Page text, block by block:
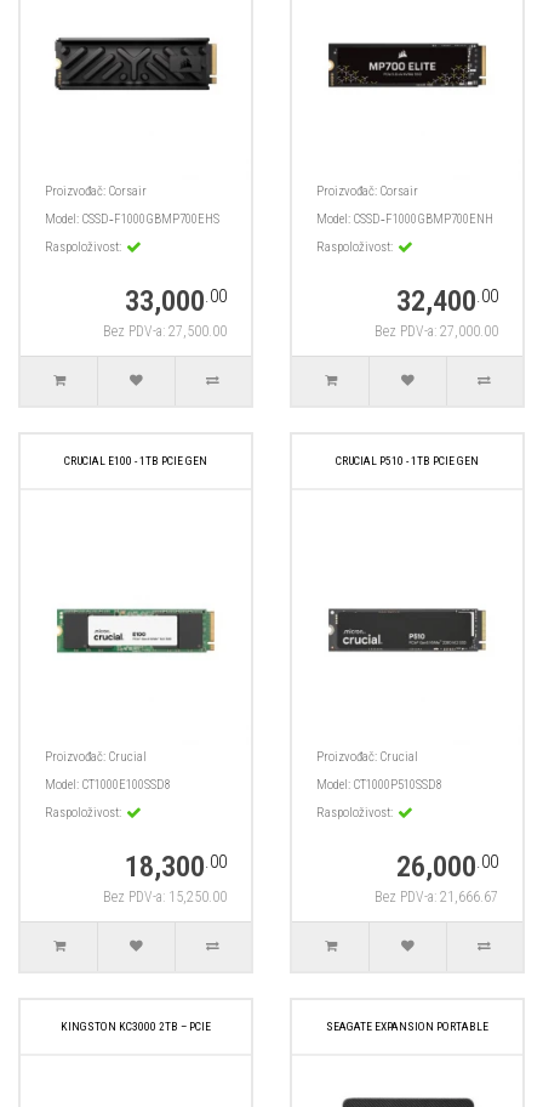
Proizvođač: Corsair
Model: CSSD‑F1000GBMP700EHS
Raspoloživost:
33,000.00
Bez PDV-a: 27,500.00
Proizvođač: Corsair
Model: CSSD‑F1000GBMP700ENH
Raspoloživost:
32,400.00
Bez PDV-a: 27,000.00
CRUCIAL E100 - 1TB PCIE GEN
Proizvođač: Crucial
Model: CT1000E100SSD8
Raspoloživost:
18,300.00
Bez PDV-a: 15,250.00
CRUCIAL P510 - 1TB PCIE GEN
Proizvođač: Crucial
Model: CT1000P510SSD8
Raspoloživost:
26,000.00
Bez PDV-a: 21,666.67
KINGSTON KC3000 2TB – PCIE SEAGATE EXPANSION PORTABLE